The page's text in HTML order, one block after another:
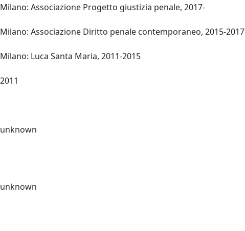
Milano: Associazione Progetto giustizia penale, 2017-
Milano: Associazione Diritto penale contemporaneo, 2015-2017